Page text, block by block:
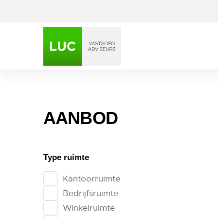
AANBOD
Type ruimte
Kantoorruimte
Bedrijfsruimte
Winkelruimte